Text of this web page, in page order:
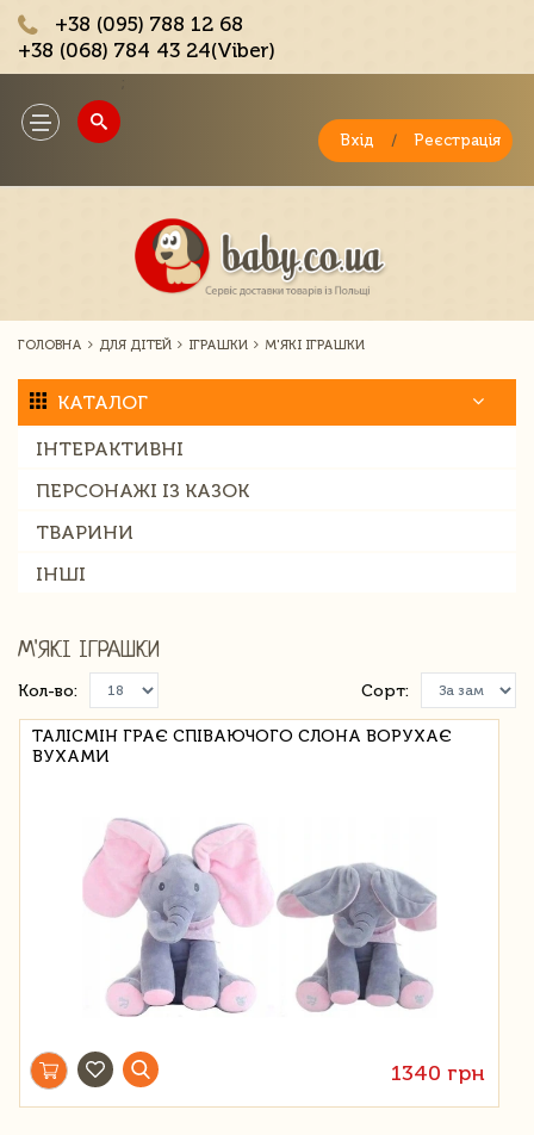
+38 (095) 788 12 68
+38 (068) 784 43 24(Viber)
Toggle
navigation
Вхід / Реєстрація
ГОЛОВНА ДЛЯ ДІТЕЙ ІГРАШКИ М'ЯКІ ІГРАШКИ
КАТАЛОГ
ІНТЕРАКТИВНІ
ПЕРСОНАЖІ ІЗ КАЗОК
ТВАРИНИ
ІНШІ
М'ЯКІ ІГРАШКИ
Кол-во: Сорт:
ТАЛІСМІН ГРАЄ СПІВАЮЧОГО СЛОНА ВОРУХАЄ
ВУХАМИ
1340 грн